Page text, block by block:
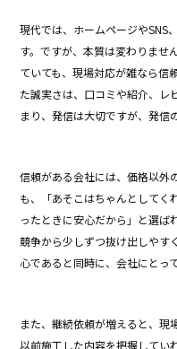
現代では、ホームページやSNS
す。ですが、本質は変わりませ
ていても、現場対応が雑なら信
た誠実さは、口コミや紹介、レ
まり、発信は大切ですが、発信
信頼がある会社には、価格以外
も、「あそこはちゃんとしてく
ったときに安心だから」と選ば
競争から少しずつ抜け出しやす
心であると同時に、会社にとっ
また、継続依頼が増えると、現
以前施工した内容を把握してい